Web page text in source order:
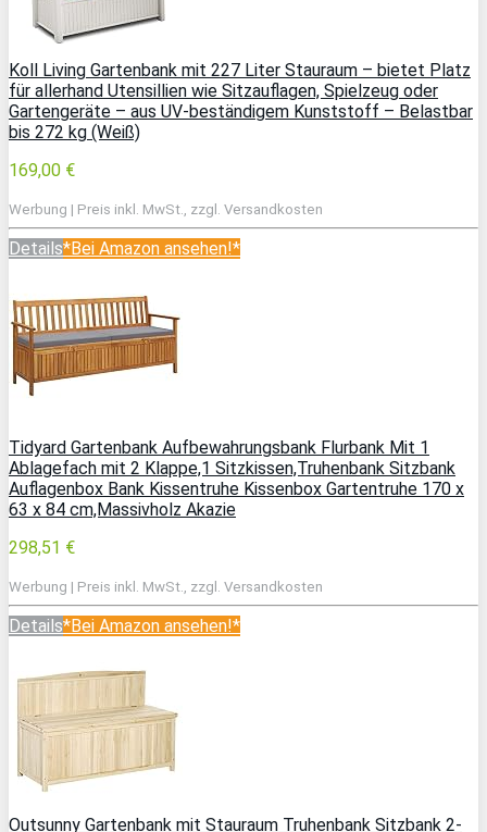
Koll Living Gartenbank mit 227 Liter Stauraum – bietet Platz
für allerhand Utensillien wie Sitzauflagen, Spielzeug oder
Gartengeräte – aus UV-beständigem Kunststoff – Belastbar
bis 272 kg (Weiß)
169,00 €
Werbung | Preis inkl. MwSt., zzgl. Versandkosten
Details*Bei Amazon ansehen!*
Tidyard Gartenbank Aufbewahrungsbank Flurbank Mit 1
Ablagefach mit 2 Klappe,1 Sitzkissen,Truhenbank Sitzbank
Auflagenbox Bank Kissentruhe Kissenbox Gartentruhe 170 x
63 x 84 cm,Massivholz Akazie
298,51 €
Werbung | Preis inkl. MwSt., zzgl. Versandkosten
Details*Bei Amazon ansehen!*
Outsunny Gartenbank mit Stauraum Truhenbank Sitzbank 2-